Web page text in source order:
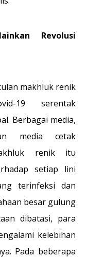
Revolusi
makhluk renik
19 serentak
Berbagai media,
media cetak
renik itu
setiap lini
terinfeksi dan
besar gulung
dibatasi, para
kelebihan
Pada beberapa